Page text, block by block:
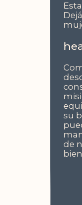
su
de